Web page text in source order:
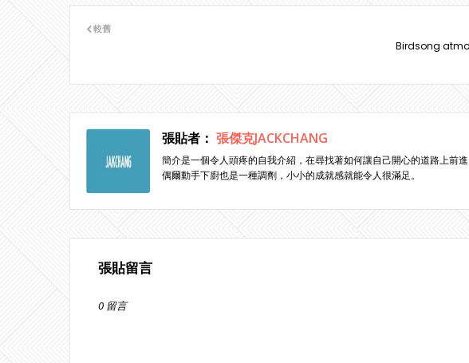
Birdsong
較舊
張貼者： 張傑克JACKCHANG
簡介是一個令人頭疼的自我介紹，在尋找著如何讓自己開心的道路上前
偶爾動手下廚也是一種調劑，小小的成就感就能令人很滿足。
張貼留言
0 留言